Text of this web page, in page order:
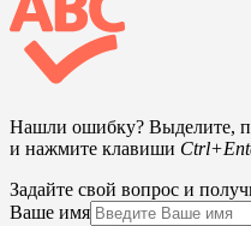
Нашли ошибку? Выделите,
и нажмите клавиши
Задайте свой вопрос и
Ваше имя